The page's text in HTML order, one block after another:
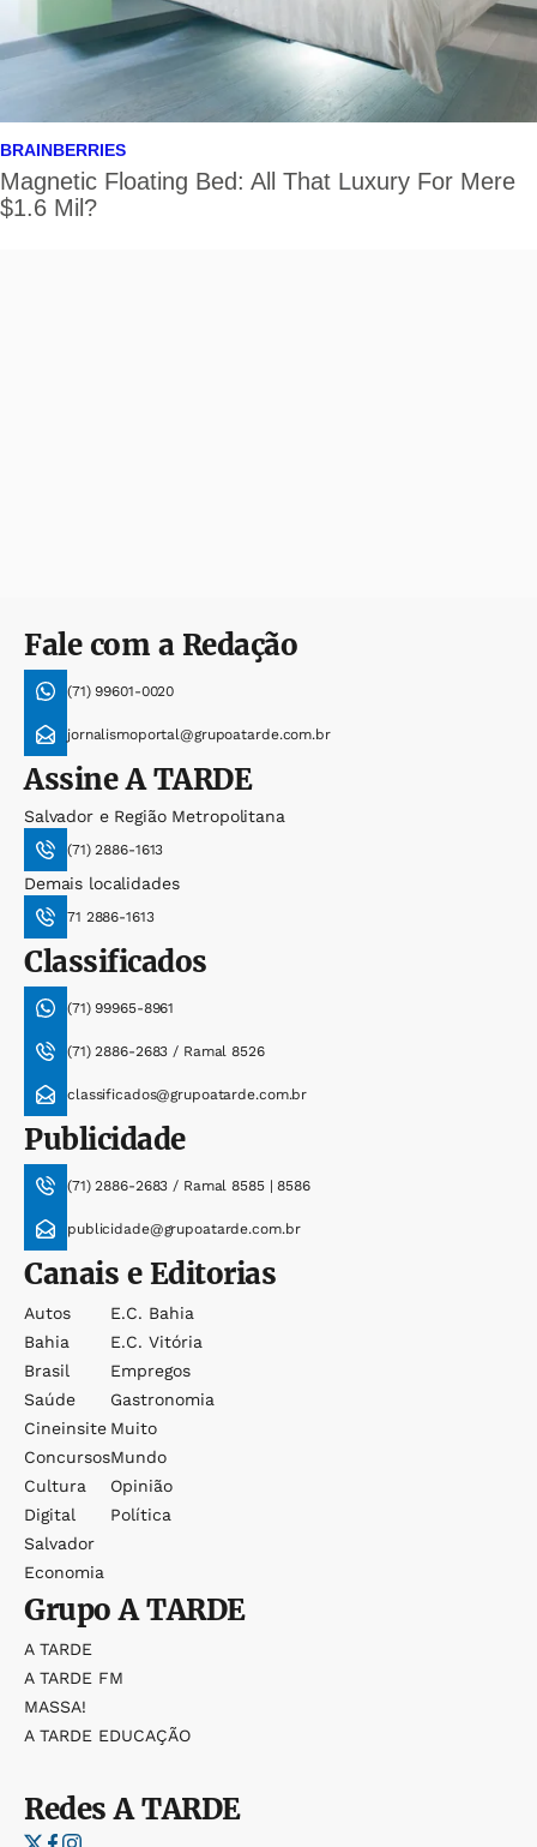
Fale com a Redação
(71) 99601-0020
jornalismoportal@grupoatarde.com.br
AssineA TARDE
Salvador e Região Metropolitana
(71) 2886-1613
Demais localidades
71 2886-1613
Classificados
(71) 99965-8961
(71) 2886-2683 / Ramal 8526
classificados@grupoatarde.com.br
Publicidade
(71) 2886-2683 / Ramal 8585 | 8586
publicidade@grupoatarde.com.br
Canais e Editorias
Autos
Bahia
Brasil
Saúde
Cineinsite
Concursos
Cultura
Digital
Salvador
Economia
E.c. Bahia
E.c. Vitória
Empregos
Gastronomia
Muito
Mundo
Opinião
Política
GrupoA TARDE
A TARDE
A TARDE FM
MASSA!
A TARDE EDUCAÇÃO
RedesA TARDE